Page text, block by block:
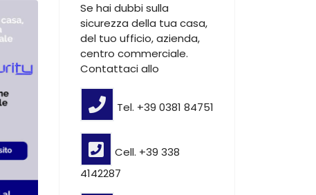
Se hai dubbi sulla
sicurezza della tua casa,
del tuo ufficio, azienda,
centro commerciale.
Contattaci allo
Tel. +39 0381 84751
Cell. +39 338
4142287